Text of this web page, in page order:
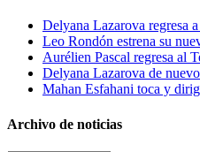
Delyana Lazarova regresa
Leo Rondón estrena su
Aurélien Pascal regresa al
Delyana Lazarova de
Mahan Esfahani toca y
Archivo de noticias